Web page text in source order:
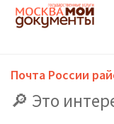
Почта России
Это